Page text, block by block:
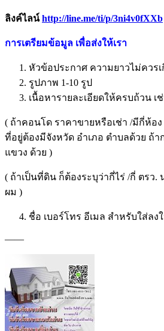
ลิงค์ไลน์http://line.me/ti/p/3ni4v0fXXb
การเตรียมข้อมูล เพื่อส่งให้เรา
หัวข้อประกาศ ความยาวไม่ควร
รูปภาพ 1-10 รูป
เนื้อหารายละเอียดให้ครบถ้วน เ
( ถ้าคอนโด ราคาขายหรือเช่า /มีกี่ห้อ
ที่อยู่ต้องมีจังหวัด อำเภอ ตำบลด้วย ถ้า
แขวง ด้วย )
( ถ้าเป็นที่ดิน ก็ต้องระบุว่ากี่ไร่ /กี่ ตรว
ผม )
ชื่อ เบอร์โทร อีเมล สำหรับใส่ลง
——